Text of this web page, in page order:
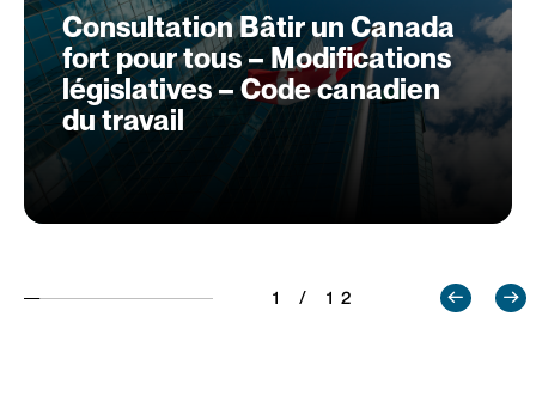
Consultation Bâtir un Canada
fort pour tous – Modifications
législatives – Code canadien
du travail
1 / 12